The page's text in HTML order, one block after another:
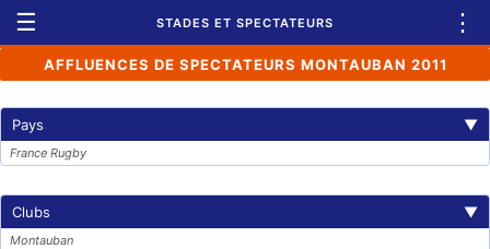
☰ STADES ET SPECTATEURS ⋮
AFFLUENCES DE SPECTATEURS MONTAUBAN 2011
Pays ▼
France Rugby
Clubs ▼
Montauban